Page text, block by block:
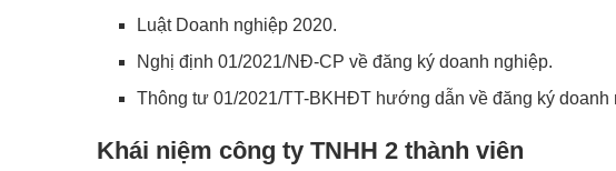
Luật Doanh nghiệp 2020.
Nghị định 01/2021/NĐ-CP về đăng ký doanh nghiệp.
Thông tư 01/2021/TT-BKHĐT hướng dẫn về đăng ký doanh
Khái niệm công ty TNHH 2 thành viên